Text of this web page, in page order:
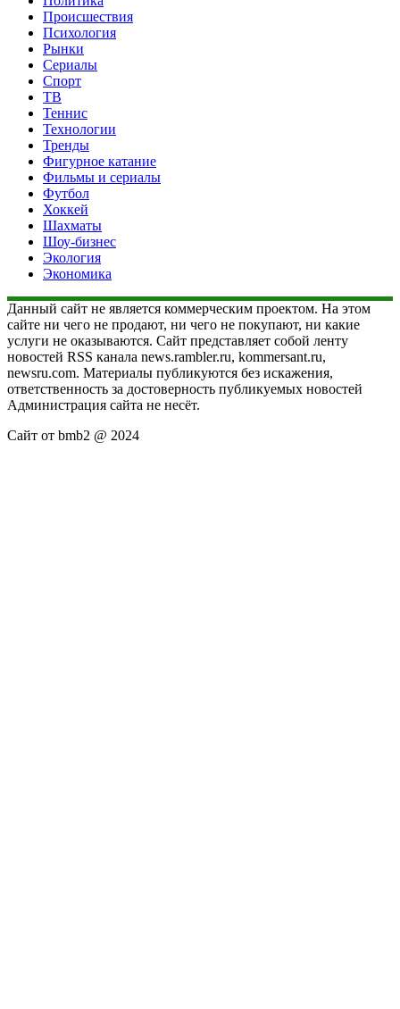
Происшествия
Психология
Рынки
Сериалы
Спорт
ТВ
Теннис
Технологии
Тренды
Фигурное катание
Фильмы и сериалы
Футбол
Хоккей
Шахматы
Шоу-бизнес
Экология
Экономика
Данный сайт не является коммерческим проектом. На этом
сайте ни чего не продают, ни чего не покупают, ни какие
услуги не оказываются. Сайт представляет собой ленту
новостей RSS канала news.rambler.ru, kommersant.ru,
newsru.com. Материалы публикуются без искажения,
ответственность за достоверность публикуемых новостей
Администрация сайта не несёт.
Сайт от bmb2 @ 2024